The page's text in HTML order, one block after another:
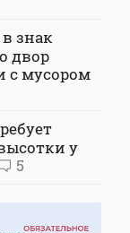
знак
двор
с мусором
у
5